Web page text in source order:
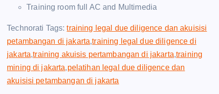
Training room full AC and Multimedia
Technorati Tags:training legal due diligence dan akuisisi
petambangan di jakarta,training legal due diligence di
jakarta,training akuisis pertambangan di jakarta,training
mining di jakarta,pelatihan legal due diligence dan
akuisisi petambangan di jakarta